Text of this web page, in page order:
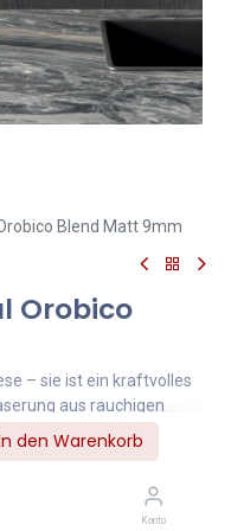
den Warenkorb
Konto
Blend Matt 9mm
Orobico
– sie ist ein kraftvolles
aus rauchigen
erdigen Adern
geologische